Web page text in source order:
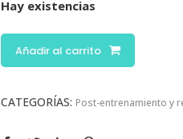
Hay existencias
Añadir al carrito
CATEGORÍAS: Post-entrenamiento y